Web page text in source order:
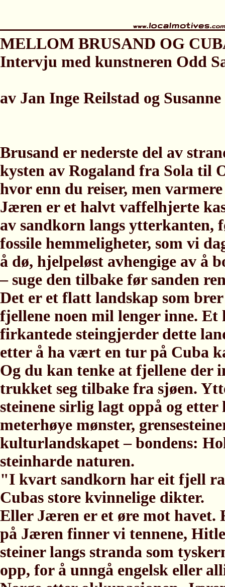
MELLOM BRUSAND OG
Intervju med kunstneren Odd
av Jan Inge Reilstad og
Brusand er nederste del av
kysten av Rogaland fra Sola til
hvor enn du reiser, men
Jæren er et halvt vaffelhjerte
av sandkorn langs ytterkanten,
fossile hemmeligheter, som vi
å dø, hjelpeløst avhengige av å
– suge den tilbake før sanden
Det er et flatt landskap som
fjellene noen mil lenger inne.
firkantede steingjerder dette
etter å ha vært en tur på Cuba
Og du kan tenke at fjellene der
trukket seg tilbake fra sjøen.
steinene sirlig lagt oppå og
meterhøye mønster,
kulturlandskapet – bondens:
steinharde naturen.
"I kvart sandkorn har eit fjell
Cubas store kvinnelige dikter.
Eller Jæren er et øre mot havet.
på Jæren finner vi tennene,
steiner langs stranda som
opp, for å unngå engelsk eller